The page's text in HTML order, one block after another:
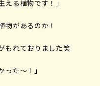
る植物です！」
物があるのか！
もれておりました笑
った～！」